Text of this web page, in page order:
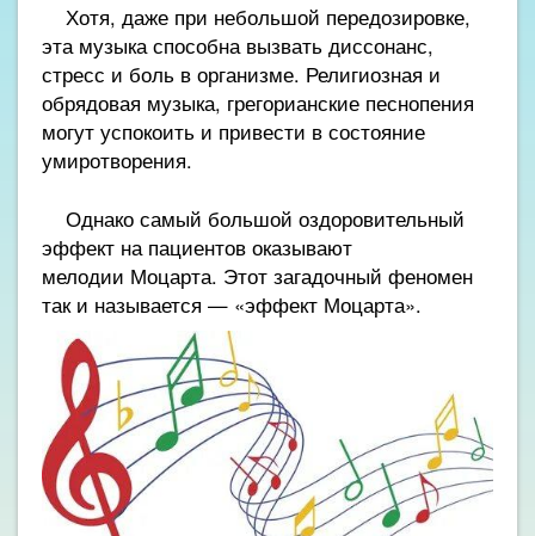
Хотя, даже при небольшой передозировке,
эта музыка способна вызвать диссонанс,
стресс и боль в организме. Религиозная и
обрядовая музыка, грегорианские песнопения
могут успокоить и привести в состояние
умиротворения.
Однако самый большой оздоровительный
эффект на пациентов оказывают
мелодии Моцарта. Этот загадочный феномен
так и называется — «эффект Моцарта».